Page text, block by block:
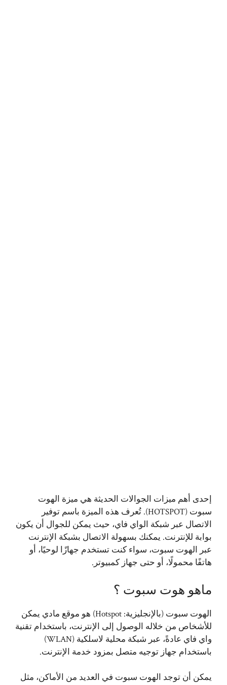
إحدى أهم ميزات الجوالات الحديثة هي ميزة الهوت
سبوت (HOTSPOT). تُعرف هذه الميزة باسم توفير
الاتصال عبر شبكة الواي فاي، حيث يمكن للجوال أن يكون
بوابة للإنترنت. يمكنك بسهولة الاتصال بشبكة الإنترنت
عبر الهوت سبوت، سواء كنت تستخدم جهازًا لوحيًا، أو
هاتفًا محمولًا، أو حتى جهاز كمبيوتر.
ماهو هوت سبوت ؟
الهوت سبوت (بالإنجليزية: Hotspot) هو موقع مادي يمكن
للأشخاص من خلاله الوصول إلى الإنترنت، باستخدام تقنية
واي فاي عادةً، عبر شبكة محلية لاسلكية (WLAN)
باستخدام جهاز توجيه متصل بمزود خدمة الإنترنت.
يمكن أن توجد الهوت سبوت في العديد من الأماكن، مثل